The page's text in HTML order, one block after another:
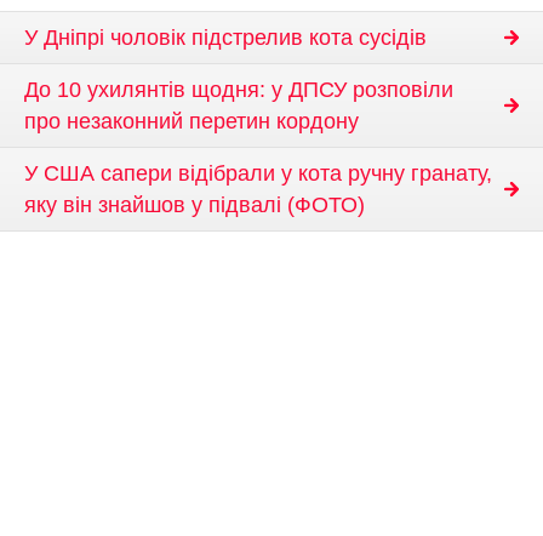
У Дніпрі чоловік підстрелив кота сусідів
До 10 ухилянтів щодня: у ДПСУ розповіли
про незаконний перетин кордону
У США сапери відібрали у кота ручну гранату,
яку він знайшов у підвалі (ФОТО)